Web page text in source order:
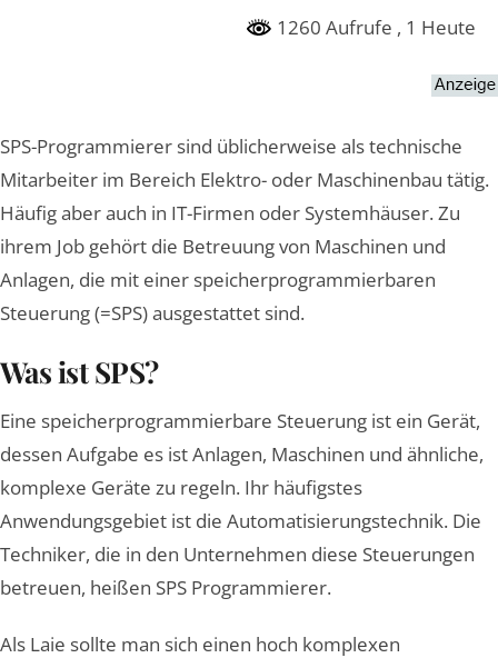
1260 Aufrufe , 1 Heute
SPS-Programmierer sind üblicherweise als technische
Mitarbeiter im Bereich Elektro- oder Maschinenbau tätig.
Häufig aber auch in IT-Firmen oder Systemhäuser. Zu
ihrem Job gehört die Betreuung von Maschinen und
Anlagen, die mit einer speicherprogrammierbaren
Steuerung (=SPS) ausgestattet sind.
Was ist SPS?
Eine speicherprogrammierbare Steuerung ist ein Gerät,
dessen Aufgabe es ist Anlagen, Maschinen und ähnliche,
komplexe Geräte zu regeln. Ihr häufigstes
Anwendungsgebiet ist die Automatisierungstechnik. Die
Techniker, die in den Unternehmen diese Steuerungen
betreuen, heißen SPS Programmierer.
Als Laie sollte man sich einen hoch komplexen